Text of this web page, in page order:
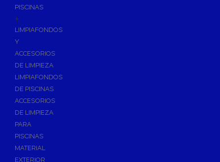
PISCINAS
+
LIMPIAFONDOS
Y
ACCESORIOS
DE LIMPIEZA
LIMPIAFONDOS
DE PISCINAS
ACCESORIOS
DE LIMPIEZA
PARA
PISCINAS
MATERIAL
EXTERIOR